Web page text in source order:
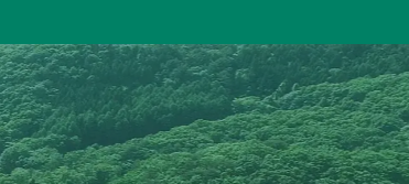
天
栄
村
観
光
ポー
スポット
への取組み